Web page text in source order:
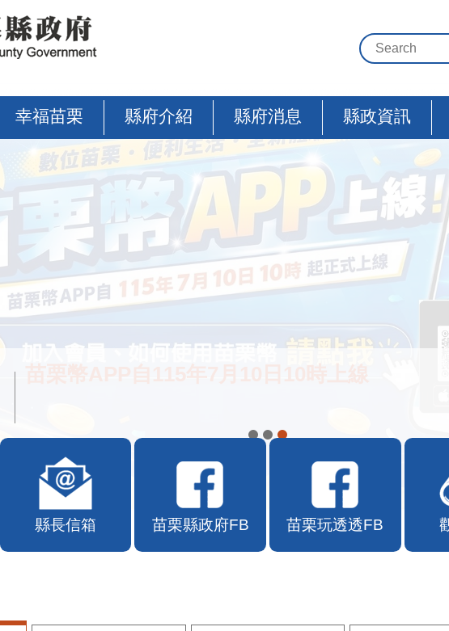
幸福苗栗 縣府介紹 縣府消息 縣政資訊
苗栗幣APP自115年7月10日10時上線
縣長信箱 苗栗縣政府FB 苗栗玩透透FB